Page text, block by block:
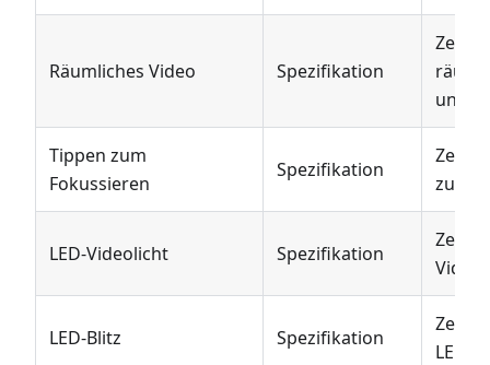
Räumliches Video Spezifikation
Zeigt
Tippen zum
Fokussieren
Spezifikation
Zeigt
zum
LED-Videolicht Spezifikation
Zeigt
LED-Blitz Spezifikation
Zeigt
LED-